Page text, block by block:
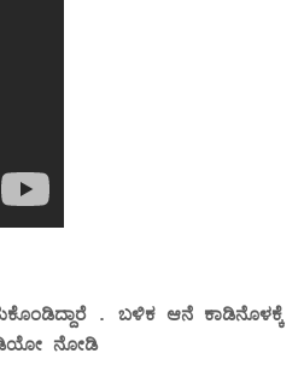
. ಬಳಿಕ ಆನೆ ಕಾಡಿನೊಳಕ್ಕೆ
ನೋಡಿ